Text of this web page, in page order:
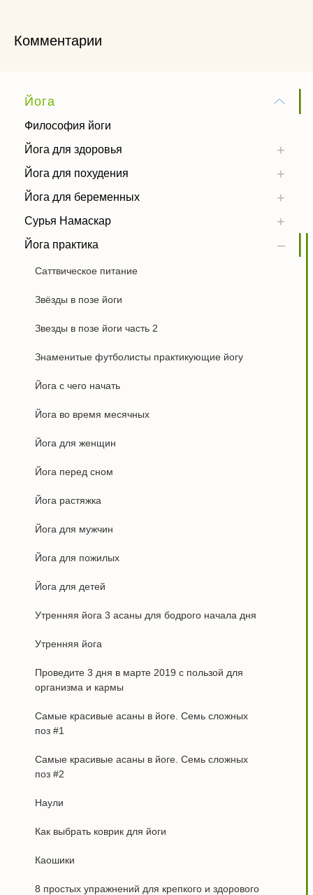
Комментарии
Йога
Философия йоги
Йога для здоровья
Йога для похудения
Йога для беременных
Сурья Намаскар
Йога практика
Саттвическое питание
Звёзды в позе йоги
Звезды в позе йоги часть 2
Знаменитые футболисты практикующие йогу
Йога с чего начать
Йога во время месячных
Йога для женщин
Йога перед сном
Йога растяжка
Йога для мужчин
Йога для пожилых
Йога для детей
Утренняя йога 3 асаны для бодрого начала дня
Утренняя йога
Проведите 3 дня в марте 2019 с пользой для
организма и кармы
Самые красивые асаны в йоге. Семь сложных
поз #1
Самые красивые асаны в йоге. Семь сложных
поз #2
Наули
Как выбрать коврик для йоги
Каошики
8 простых упражнений для крепкого и здорового